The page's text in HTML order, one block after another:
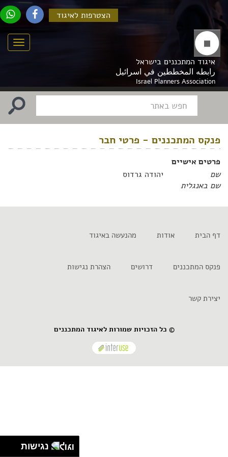
הצטרפות לאיגוד
איגוד המתכננים בישראל
رابطه المخططين في اسرائيل
Israel Planners Association
פנקס המתכננים - פרטי חבר
פרטים אישיים
שם
יהודה גרדוס
שם באנגלית
דף הבית אודות מהנעשה באיגוד
פנקס המתכננים דרושים הצהרת נגישות
יצירת קשר
© כל הזכויות שמורות לאיגוד המתכננים
נגישות